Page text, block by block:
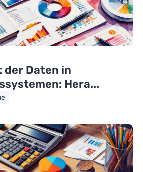
Daten in
Hera...